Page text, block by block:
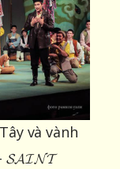
và vành
𝓢𝓐𝓘𝓝𝓣